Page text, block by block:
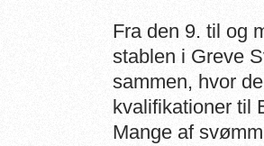
Fra den 9. til og
stablen i Greve
sammen, hvor
kvalifikationer til
Mange af